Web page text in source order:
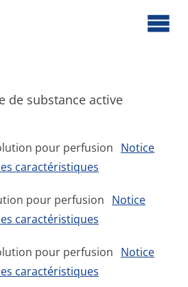
de substance active
pour perfusion Notice
caractéristiques
pour perfusion Notice
caractéristiques
pour perfusion Notice
caractéristiques